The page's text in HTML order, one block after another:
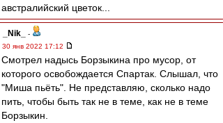
австралийский цветок...
_Nik_
-
30 янв 2022 17:12
Смотрел надысь Борзыкина про мусор, от
которого освобождается Спартак. Слышал, что
"Миша пьёть". Не представляю, сколько надо
пить, чтобы быть так не в теме, как не в теме
Борзыкин.